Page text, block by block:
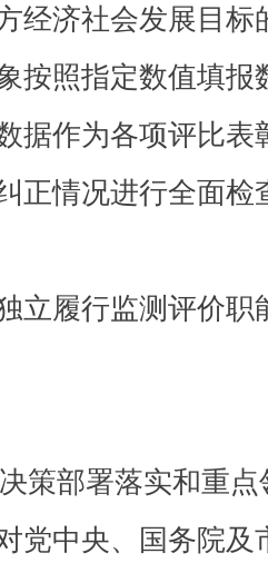
经济社会发展目
按照指定数值填
据作为各项评比
正情况进行全面检
履行监测评价职
部署落实和重点
党中央、国务院